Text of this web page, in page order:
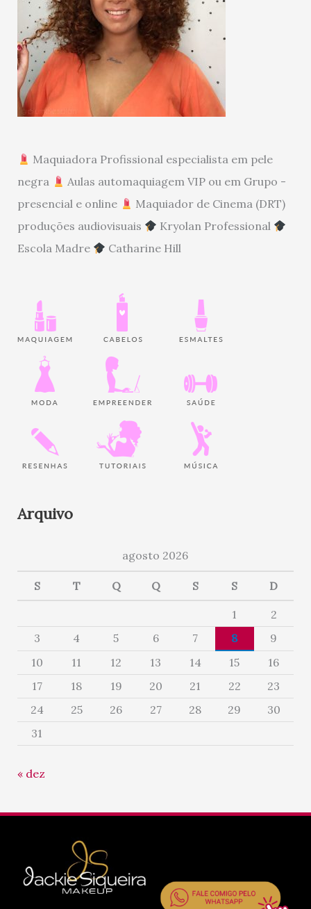
Maquiadora Profissional especialista em pele
negra
Aulas automaquiagem VIP ou em Grupo -
presencial e online
Maquiador de Cinema (DRT)
produções audiovisuais
Kryolan Professional
Escola Madre
Catharine Hill
Arquivo
agosto 2026
S T Q Q S S D
1
2
3
4 5 6 7 8
9
10
11 12 13 14 15
16
17
18 19 20 21 22
23
24
25 26 27 28 29
30
31
« dez